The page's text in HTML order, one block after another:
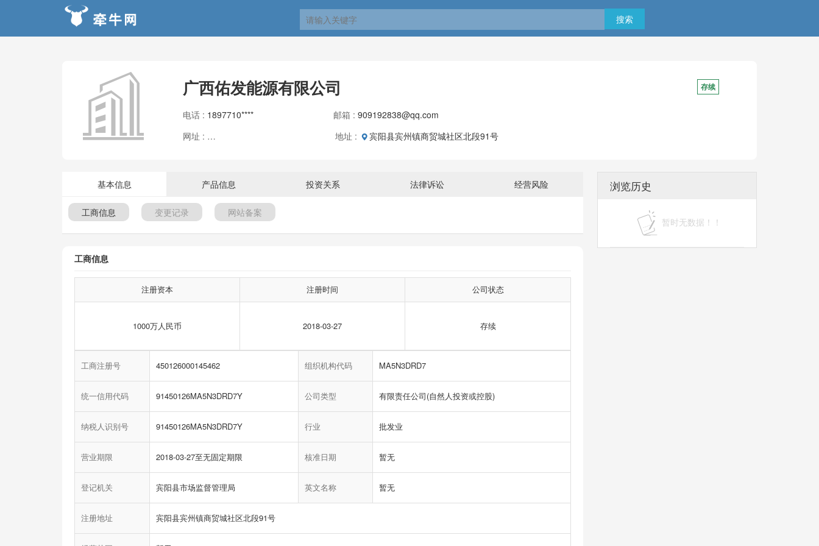
搜索
广西佑发能源有限公司 存续
电话 : 1897710**** 邮箱 : 909192838@qq.com
网址 :
暂无信息 地址 : 宾阳县宾州镇商贸城社区北段91号
基本信息 产品信息 投资关系 法律诉讼 经营风险
工商信息 变更记录 网站备案
工商信息
注册资本 注册时间 公司状态
1000万人民币 2018-03-27 存续
工商注册号 450126000145462 组织机构代码 MA5N3DRD7
统一信用代码 91450126MA5N3DRD7Y 公司类型 有限责任公司(自然人投资或控股)
纳税人识别号 91450126MA5N3DRD7Y 行业 批发业
营业期限 2018-03-27至无固定期限 核准日期 暂无
登记机关 宾阳县市场监督管理局 英文名称 暂无
注册地址 宾阳县宾州镇商贸城社区北段91号
浏览历史
暂时无数据！！